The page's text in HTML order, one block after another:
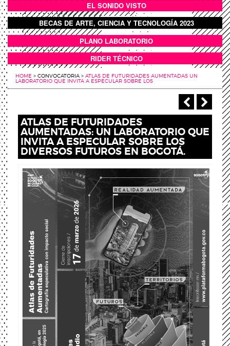
BOTÓN SONIDO VISTO
EL SONIDO VISTO
BOTON DOMO LLENO
BECAS DE ARTE, CIENCIA Y TECNOLOGÍA 2023
ANEXOS
PLANO LABORATORIO
RIDER TÉCNICO
HOME > CONVOCATORIA > ATLAS DE FUTURIDADES AUMENTADAS UN
LABORATORIO QUE INVITA A ESPECULAR SOBRE LOS
‹
ATLAS DE FUTURIDADES
AUMENTADAS: UN LABORATORIO QUE
INVITA A ESPECULAR SOBRE LOS
DIVERSOS FUTUROS EN BOGOTÁ.